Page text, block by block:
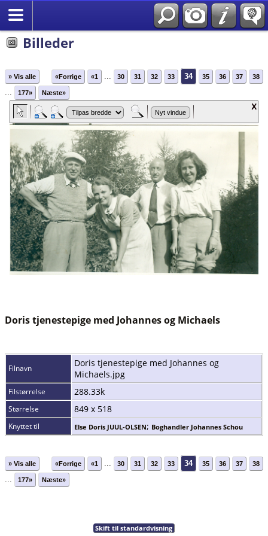
Billeder
» Vis alle «Forrige «1 ... 30 31 32 33 34 35 36 37 38
... 177» Næste»
Doris tjenestepige med Johannes og Michaels
Filnavn
Doris tjenestepige med Johannes og
Michaels.jpg
Filstørrelse 288.33k
Størrelse 849 x 518
Knyttet til Else Doris JUUL-OLSEN; Boghandler Johannes Schou
» Vis alle «Forrige «1 30 31 32 33 34 35 36 37 38
177» Næste»
Skift til standardvisning